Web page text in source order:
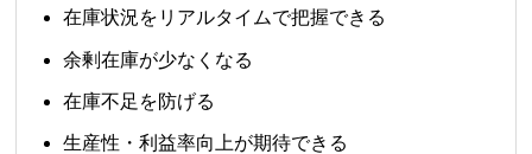
在庫状況をリアルタイムで把握できる
余剰在庫が少なくなる
在庫不足を防げる
生産性・利益率向上が期待できる